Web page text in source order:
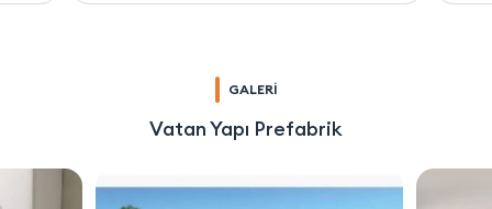
GALERİ
Vatan Yapı Prefabrik